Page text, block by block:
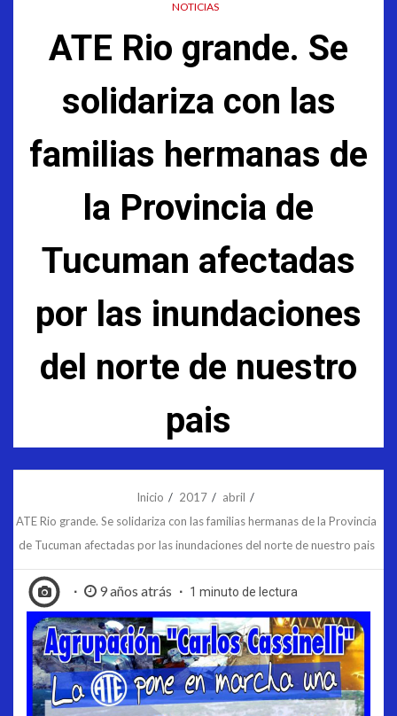
NOTICIAS
ATE Rio grande. Se
solidariza con las
familias hermanas de
la Provincia de
Tucuman afectadas
por las inundaciones
del norte de nuestro
pais
Inicio 2017
abril
ATE Rio grande. Se solidariza con las familias hermanas de la Provincia
de Tucuman afectadas por las inundaciones del norte de nuestro pais
9 años atrás 1 minuto de lectura